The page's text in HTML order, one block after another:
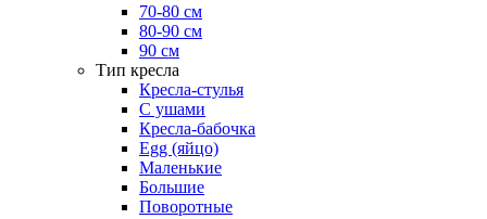
70-80 см
80-90 см
90 см
Тип кресла
Кресла-стулья
С ушами
Кресла-бабочка
Egg (яйцо)
Маленькие
Большие
Поворотные